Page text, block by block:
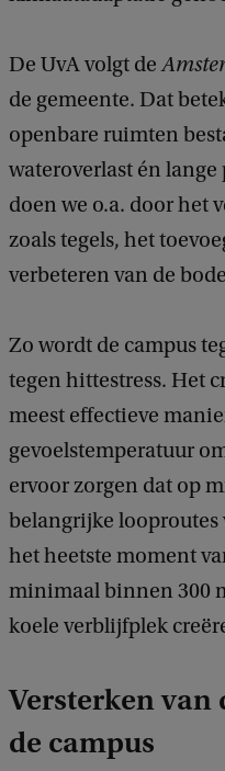
De UvA volgt de
de gemeente. Dat
openbare ruimten
wateroverlast én
doen we o.a. door het
zoals tegels, het
verbeteren van de
Zo wordt de campus
tegen hittestress. Het
meest effectieve
gevoelstemperatuur
ervoor zorgen dat op
belangrijke looproutes
het heetste moment
minimaal binnen 300
koele verblijfplek
Versterken
de campus